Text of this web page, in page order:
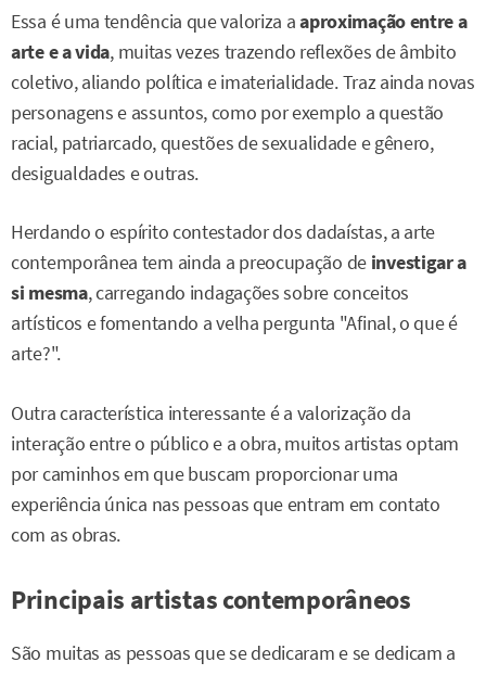
Essa é uma tendência que valoriza aaproximação entre a
arte e a vida, muitas vezes trazendo reflexões de âmbito
coletivo, aliando política e imaterialidade. Traz ainda novas
personagens e assuntos, como por exemplo a questão
racial, patriarcado, questões de sexualidade e gênero,
desigualdades e outras.
Herdando o espírito contestador dos dadaístas, a arte
contemporânea tem ainda a preocupação de investigar a
si mesma, carregando indagações sobre conceitos
artísticos e fomentando a velha pergunta "Afinal, o que é
arte?".
Outra característica interessante é a valorização da
interação entre o público e a obra, muitos artistas optam
por caminhos em que buscam proporcionar uma
experiência única nas pessoas que entram em contato
com as obras.
Principais artistas contemporâneos
São muitas as pessoas que se dedicaram e se dedicam a